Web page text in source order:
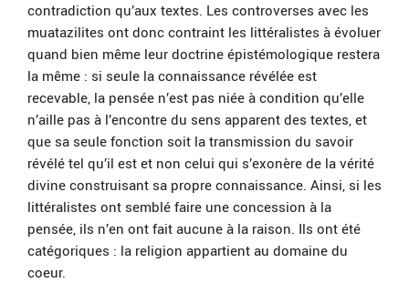
contradiction qu’aux textes. Les controverses avec les
muatazilites ont donc contraint les littéralistes à évoluer
quand bien même leur doctrine épistémologique restera
la même : si seule la connaissance révélée est
recevable, la pensée n’est pas niée à condition qu’elle
n’aille pas à l’encontre du sens apparent des textes, et
que sa seule fonction soit la transmission du savoir
révélé tel qu’il est et non celui qui s’exonère de la vérité
divine construisant sa propre connaissance. Ainsi, si les
littéralistes ont semblé faire une concession à la
pensée, ils n’en ont fait aucune à la raison. Ils ont été
catégoriques : la religion appartient au domaine du
coeur.